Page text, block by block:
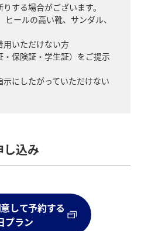
する場合がございます。
ールの高い靴、サンダル、
用いただけない方
保険証・学生証）をご提示
にしたがっていただけない
し込み
して予約する
プラン